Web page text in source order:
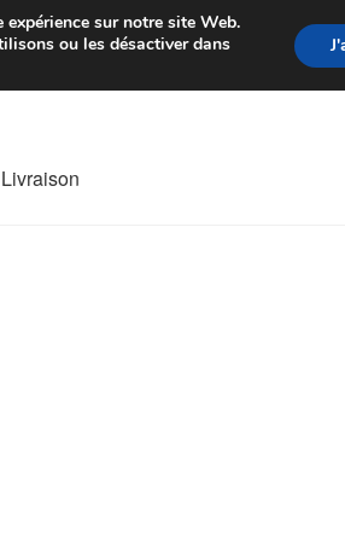
Du lundi au
Livraison
sur notre site Web.
ou les désactiver dans